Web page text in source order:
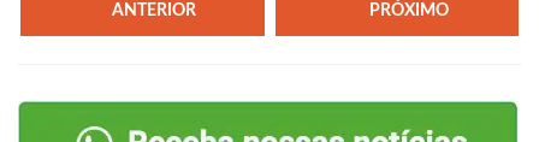
ANTERIOR PRÓXIMO